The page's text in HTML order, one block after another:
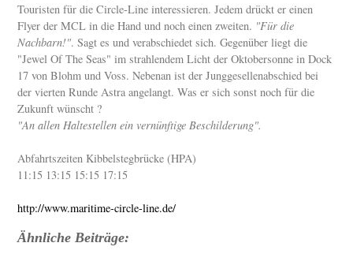
Touristen für die Circle-Line interessieren. Jedem drückt er einen
Flyer der MCL in die Hand und noch einen zweiten. "Für die
Nachbarn!". Sagt es und verabschiedet sich. Gegenüber liegt die
"Jewel Of The Seas" im strahlendem Licht der Oktobersonne in Dock
17 von Blohm und Voss. Nebenan ist der Junggesellenabschied bei
der vierten Runde Astra angelangt. Was er sich sonst noch für die
Zukunft wünscht ?
"An allen Haltestellen ein vernünftige Beschilderung".
Abfahrtszeiten Kibbelstegbrücke (HPA)
11:15 13:15 15:15 17:15
http://www.maritime-circle-line.de/
Ähnliche Beiträge: